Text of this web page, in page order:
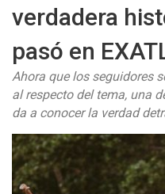
verdadera
pasó en
Ahora que los seguidores
al respecto del tema, una
da a conocer la verdad